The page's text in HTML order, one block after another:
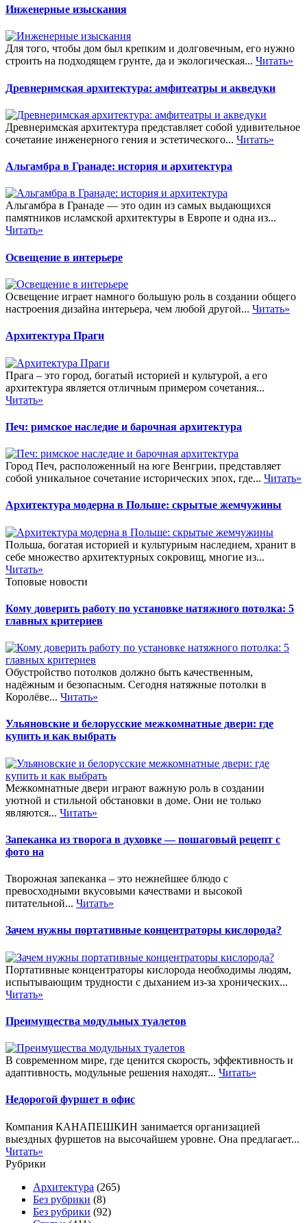
Инженерные изыскания
Для того, чтобы дом был крепким и долговечным, его нужно
строить на подходящем грунте, да и экологическая... Читать»
Древнеримская архитектура: амфитеатры и акведуки
Древнеримская архитектура представляет собой удивительное
сочетание инженерного гения и эстетического... Читать»
Альгамбра в Гранаде: история и архитектура
Альгамбра в Гранаде — это один из самых выдающихся
памятников исламской архитектуры в Европе и одна из...
Читать»
Освещение в интерьере
Освещение играет намного большую роль в создании общего
настроения дизайна интерьера, чем любой другой... Читать»
Архитектура Праги
Прага – это город, богатый историей и культурой, а его
архитектура является отличным примером сочетания...
Читать»
Печ: римское наследие и барочная архитектура
Город Печ, расположенный на юге Венгрии, представляет
собой уникальное сочетание исторических эпох, где... Читать»
Архитектура модерна в Польше: скрытые жемчужины
Польша, богатая историей и культурным наследием, хранит в
себе множество архитектурных сокровищ, многие из...
Читать»
Топовые новости
Кому доверить работу по установке натяжного потолка: 5
главных критериев
Обустройство потолков должно быть качественным,
надёжным и безопасным. Сегодня натяжные потолки в
Королёве... Читать»
Ульяновские и белорусские межкомнатные двери: где
купить и как выбрать
Межкомнатные двери играют важную роль в создании
уютной и стильной обстановки в доме. Они не только
являются... Читать»
Запеканка из творога в духовке — пошаговый рецепт с
фото на
Творожная запеканка – это нежнейшее блюдо с
превосходными вкусовыми качествами и высокой
питательной... Читать»
Зачем нужны портативные концентраторы кислорода?
Портативные концентраторы кислорода необходимы людям,
испытывающим трудности с дыханием из-за хронических...
Читать»
Преимущества модульных туалетов
В современном мире, где ценится скорость, эффективность и
адаптивность, модульные решения находят... Читать»
Недорогой фуршет в офис
Компания КАНАПЕШКИН занимается организацией
выездных фуршетов на высочайшем уровне. Она предлагает...
Читать»
Рубрики
Архитектура (265)
Без рубрики (8)
Без рубрики (92)